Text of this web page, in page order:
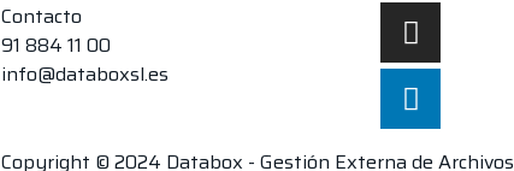
Contacto
91 884 11 00
info@databoxsl.es
Copyright © 2024 Databox - Gestión Externa de Archivos